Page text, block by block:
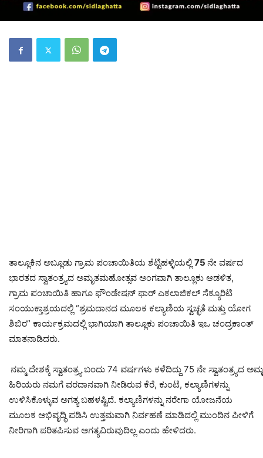
ತಾಲ್ಲೂಕಿನ ಅಬ್ಲೂಡು ಗ್ರಾಮ ಪಂಚಾಯಿತಿಯ ಶೆಟ್ಟಿಹಳ್ಳಿಯಲ್ಲಿ 75 ನೇ ವರ್ಷದ
ಭಾರತದ ಸ್ವಾತಂತ್ರ್ಯದ ಅಮೃತಮಹೋತ್ಸವ ಅಂಗವಾಗಿ ತಾಲ್ಲೂಕು ಆಡಳಿತ,
ಗ್ರಾಮ ಪಂಚಾಯಿತಿ ಹಾಗೂ ಫೌಂಡೇಷನ್ ಫಾರ್ ಎಕಲಾಜಿಕಲ್ ಸೆಕ್ಯೂರಿಟಿ
ಸಂಯುಕ್ತಾಶ್ರಯದಲ್ಲಿ “ಶ್ರಮದಾನದ ಮೂಲಕ ಕಲ್ಯಾಣಿಯ ಸ್ವಚ್ಛತೆ ಮತ್ತು ಯೋಗ
ಶಿಬಿರ” ಕಾರ್ಯಕ್ರಮದಲ್ಲಿ ಭಾಗಿಯಾಗಿ ತಾಲ್ಲೂಕು ಪಂಚಾಯಿತಿ ಇಒ ಚಂದ್ರಕಾಂತ್
ಮಾತನಾಡಿದರು.
ನಮ್ಮ ದೇಶಕ್ಕೆ ಸ್ವಾತಂತ್ರ್ಯ ಬಂದು 74 ವರ್ಷಗಳು ಕಳೆದಿದ್ದು 75 ನೇ
ಹಿರಿಯರು ನಮಗೆ ವರದಾನವಾಗಿ ನೀಡಿರುವ ಕೆರೆ, ಕುಂಟೆ, ಕಲ್ಯಾಣಿಗಳನ್ನು
ಉಳಿಸಿಕೊಳ್ಳುವ ಅಗತ್ಯ ಬಹಳಷ್ಟಿದೆ. ಕಲ್ಯಾಣಿಗಳನ್ನು ನರೇಗಾ ಯೋಜನೆಯ
ಮೂಲಕ ಅಭಿವೃದ್ಧಿ ಪಡಿಸಿ ಉತ್ತಮವಾಗಿ ನಿರ್ವಹಣೆ ಮಾಡಿದಲ್ಲಿ ಮುಂದಿನ ಪೀಳಿಗೆ
ನೀರಿಗಾಗಿ ಪರಿತಪಿಸುವ ಅಗತ್ಯವಿರುವುದಿಲ್ಲ ಎಂದು ಹೇಳಿದರು.